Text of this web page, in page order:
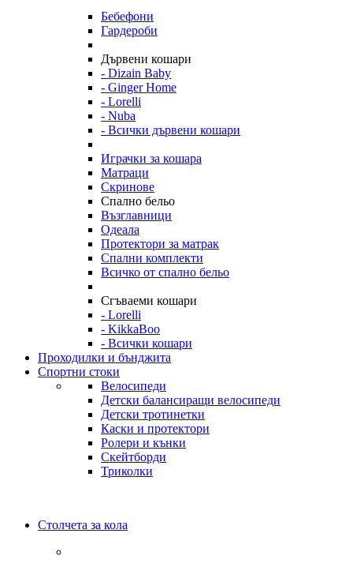
Бебефони
Гардероби
Дървени кошари
- Dizain Baby
- Ginger Home
- Lorelli
- Nuba
- Всички дървени кошари
Играчки за кошара
Матраци
Скринове
Спално бельо
Възглавници
Одеала
Протектори за матрак
Спални комплекти
Всичко от спално бельо
Сгъваеми кошари
- Lorelli
- KikkaBoo
- Всички кошари
Проходилки и бънджита
Спортни стоки
Велосипеди
Детски балансиращи велосипеди
Детски тротинетки
Каски и протектори
Ролери и кънки
Скейтборди
Триколки
Столчета за кола